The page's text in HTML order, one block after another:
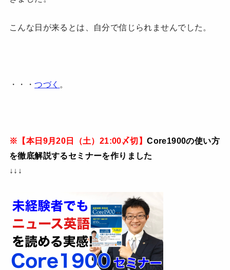
こんな日が来るとは、自分で信じられませんでした。
・・・つづく
※【本日9月20日（土）21:00〆切 】Core1900の使い方
を徹底解説するセミナーを作りました
↓↓↓